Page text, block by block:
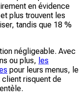
en évidence
plus trouvent les
tandis que 18 %
négligeable. Avec
ou plus, les
pour leurs menus, le
risquent de